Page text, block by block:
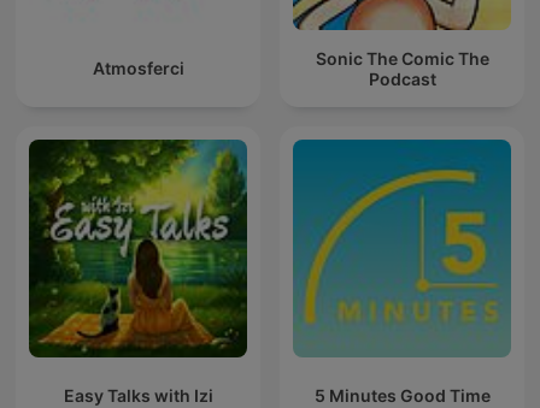
Atmosferci
Sonic The Comic The
Podcast
Easy Talks with Izi 5 Minutes Good Time